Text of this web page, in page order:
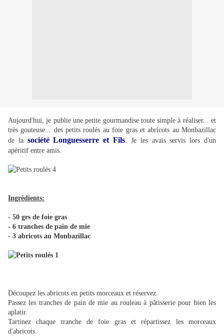
Aujourd'hui, je publie une petite gourmandise toute simple à réaliser... et
très gouteuse... des petits roulés au foie gras et abricots au Monbazillac
de la société Longuesserre et Fils. Je les avais servis lors d'un
apéritif entre amis.
Ingrédients:
- 50 grs de foie gras
- 6 tranches de pain de mie
- 3 abricots au Monbazillac
Découpez les abricots en petits morceaux et réservez.
Passez les tranches de pain de mie au rouleau à pâtisserie pour bien les
aplatir.
Tartinez chaque tranche de foie gras et répartissez les morceaux
d'abricots.